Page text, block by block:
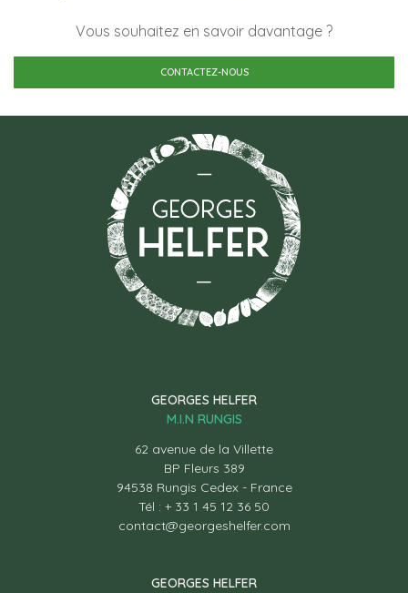
Vous souhaitez en savoir davantage ?
CONTACTEZ-NOUS
GEORGES HELFER
M.I.N RUNGIS
62 avenue de la Villette
BP Fleurs 389
94538 Rungis Cedex - France
Tél : + 33 1 45 12 36 50
contact@georgeshelfer.com
GEORGES HELFER